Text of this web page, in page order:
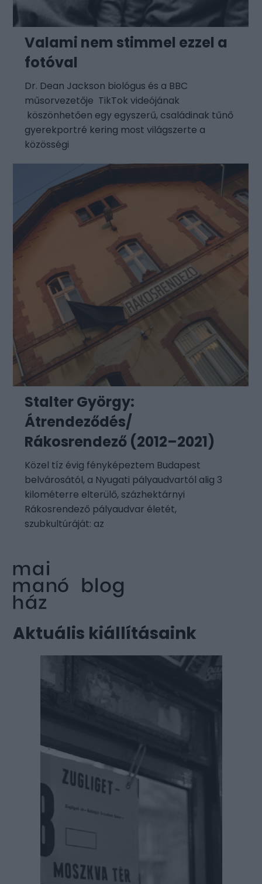
Valami nem stimmel ezzel a
fotóval
Dr. Dean Jackson biológus és a BBC
műsorvezetője TikTok videójának
köszönhetően egy egyszerű, családinak tűnő
gyerekportré kering most világszerte a
közösségi
Stalter György:
Átrendeződés/
Rákosrendező (2012–2021)
Közel tíz évig fényképeztem Budapest
belvárosától, a Nyugati pályaudvartól alig 3
kilométerre elterülő, százhektárnyi
Rákosrendező pályaudvar életét,
szubkultúráját: az
Aktuális kiállításaink